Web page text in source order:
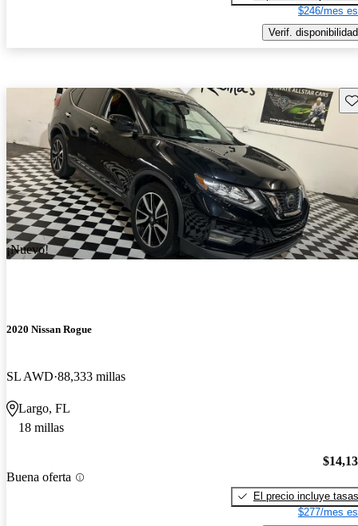
$246/mes
Verif. disponibilidad
¡Nuevo!
2020 Nissan Rogue
SL AWD 88,333 millas
Largo, FL
18 millas
Buena oferta
El precio incluye tasas
$277/mes